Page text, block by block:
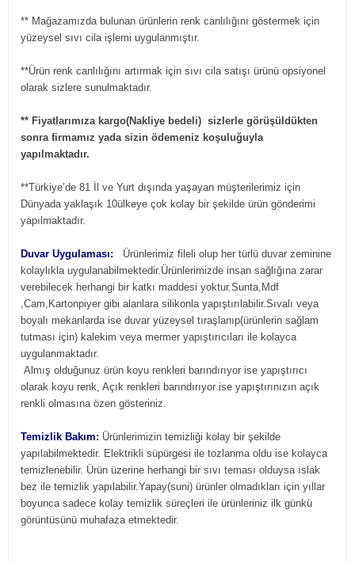
** Mağazamızda bulunan ürünlerin renk canlılığını göstermek için
yüzeysel sıvı cila işlemi uygulanmıştır.
**Ürün renk canlılığını artırmak için sıvı cila satışı ürünü opsiyonel
olarak sizlere sunulmaktadır.
** Fiyatlarımıza kargo(Nakliye bedeli) sizlerle görüşüldükten
sonra firmamız yada sizin ödemeniz koşuluğuyla
yapılmaktadır.
**Türkiye’de 81 İl ve Yurt dışında yaşayan müşterilerimiz için
Dünyada yaklaşık 10ülkeye çok kolay bir şekilde ürün gönderimi
yapılmaktadır.
Duvar Uygulaması:
Ürünlerimiz fileli olup her türlü duvar zeminine
kolaylıkla uygulanabilmektedir.Ürünlerimizde insan sağlığına zarar
verebilecek herhangi bir katkı maddesi yoktur.Sunta,Mdf
,Cam,Kartonpiyer gibi alanlara silikonla yapıştırılabilir.Sıvalı veya
boyalı mekanlarda ise duvar yüzeysel tıraşlanıp(ürünlerin sağlam
tutması için) kalekim veya mermer yapıştırıcıları ile kolayca
uygulanmaktadır.
Almış olduğunuz ürün koyu renkleri barındırıyor ise yapıştırıcı
olarak koyu renk, Açık renkleri barındırıyor ise yapıştırınızın açık
renkli olmasına özen gösteriniz.
Temizlik Bakım: Ürünlerimizin temizliği kolay bir şekilde
yapılabilmektedir. Elektrikli süpürgesi ile tozlanma oldu ise kolayca
temizlenebilir. Ürün üzerine herhangi bir sıvı teması olduysa ıslak
bez ile temizlik yapılabilir.Yapay(suni) ürünler olmadıkları için yıllar
boyunca sadece kolay temizlik süreçleri ile ürünleriniz ilk günkü
görüntüsünü muhafaza etmektedir.